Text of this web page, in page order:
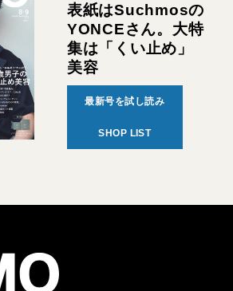
表紙はSuchmosの
YONCEさん。大特
集は「くい止め」
美容
最新号を試し読み
SHOP LIST